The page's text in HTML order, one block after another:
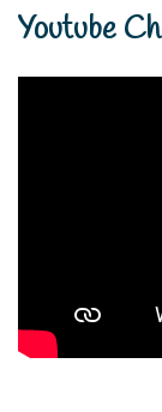
Youtube